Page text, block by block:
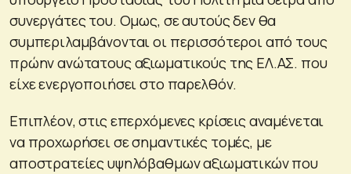
συνεργάτες του. Ομως, σε αυτούς δεν θα
συμπεριλαμβάνονται οι περισσότεροι από τους
πρώην ανώτατους αξιωματικούς της ΕΛ.ΑΣ. που
είχε ενεργοποιήσει στο παρελθόν.
Επιπλέον, στις επερχόμενες κρίσεις αναμένεται
να προχωρήσει σε σημαντικές τομές, με
αποστρατείες υψηλόβαθμων αξιωματικών που